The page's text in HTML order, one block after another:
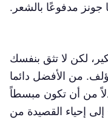
جونز مدفوعًا بالشعر.
لكن لا تثق بنفسك
من الأفضل دائما
من أن تكون مبسطاً
إلى إحياء القصيدة من